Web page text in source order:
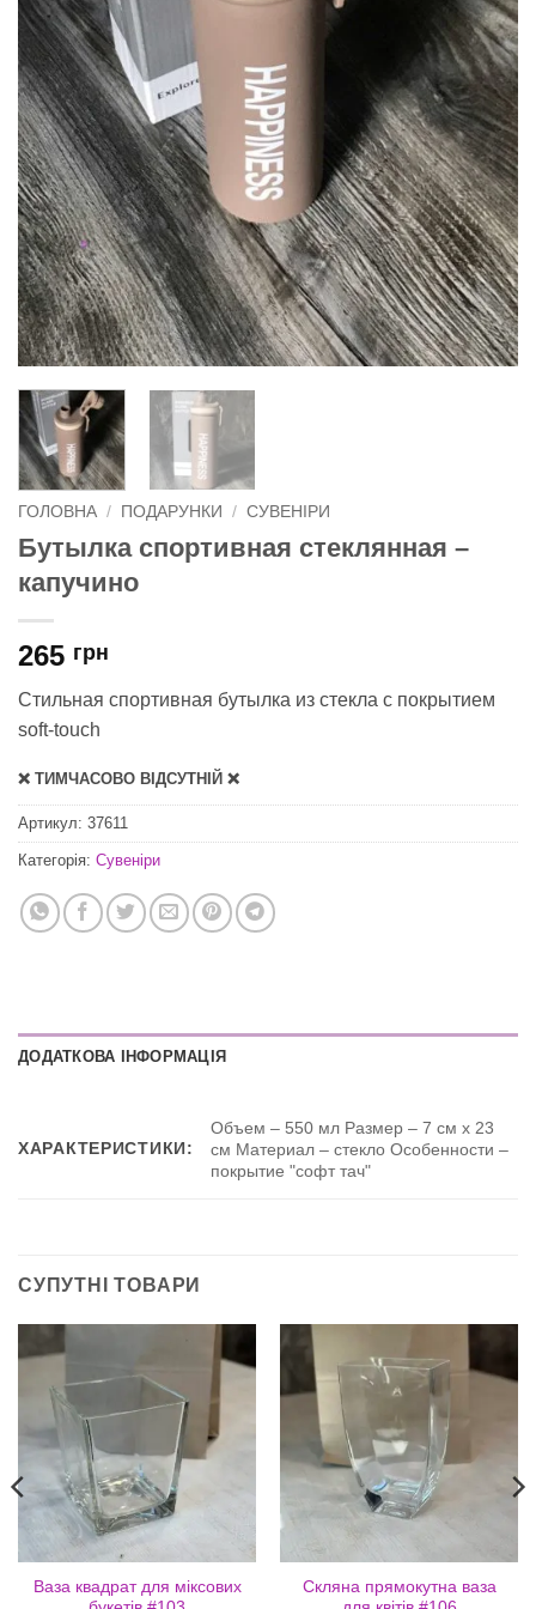
ГОЛОВНА / ПОДАРУНКИ / СУВЕНІРИ
Бутылка спортивная стеклянная –
капучино
265 грн
Стильная спортивная бутылка из стекла с покрытием
soft-touch
❌ ТИМЧАСОВО ВІДСУТНІЙ ❌
Артикул: 37611
Категорія: Сувеніри
ДОДАТКОВА ІНФОРМАЦІЯ
ХАРАКТЕРИСТИКИ:
Объем – 550 мл Размер – 7 см х 23
см Материал – стекло Особенности –
покрытие "софт тач"
СУПУТНІ ТОВАРИ
Ваза квадрат для міксових
Скляна прямокутна ваза